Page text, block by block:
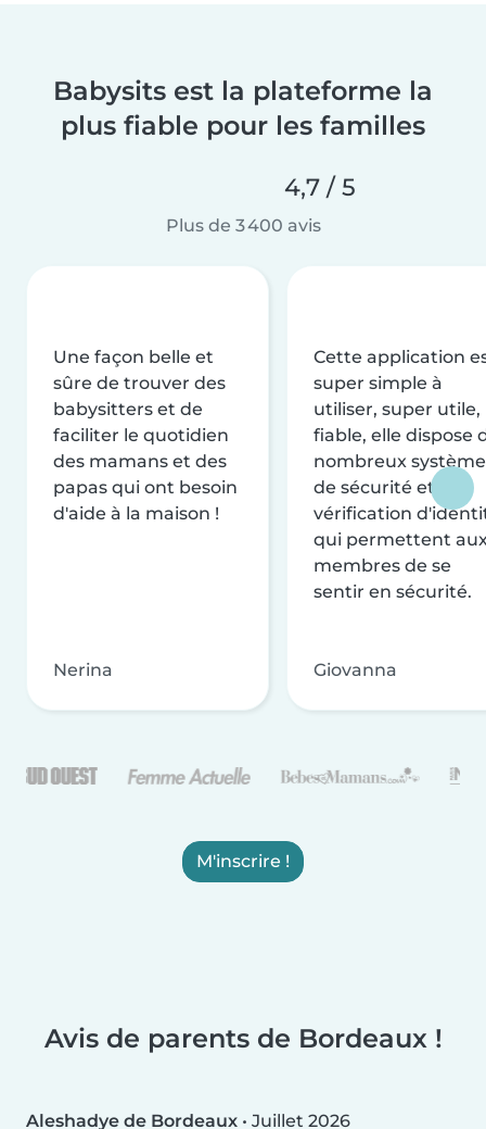
Babysits est la plateforme la
plus fiable pour les familles
4,7 / 5
Plus de 3 400 avis
Une façon belle et
sûre de trouver des
babysitters et de
faciliter le quotidien
des mamans et des
papas qui ont besoin
d'aide à la maison !
Nerina
Cette application
super simple à
utiliser, super utile,
fiable, elle dispose
nombreux
de sécurité et de
vérification
qui permettent
membres de se
sentir en sécurité.
Giovanna
M'inscrire !
Avis de parents de Bordeaux !
Aleshadye de Bordeaux • Juillet 2026